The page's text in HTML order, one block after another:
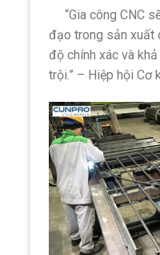
“Gia công CNC
đạo trong sản xuất
độ chính xác và
trội.” – Hiệp hội Cơ